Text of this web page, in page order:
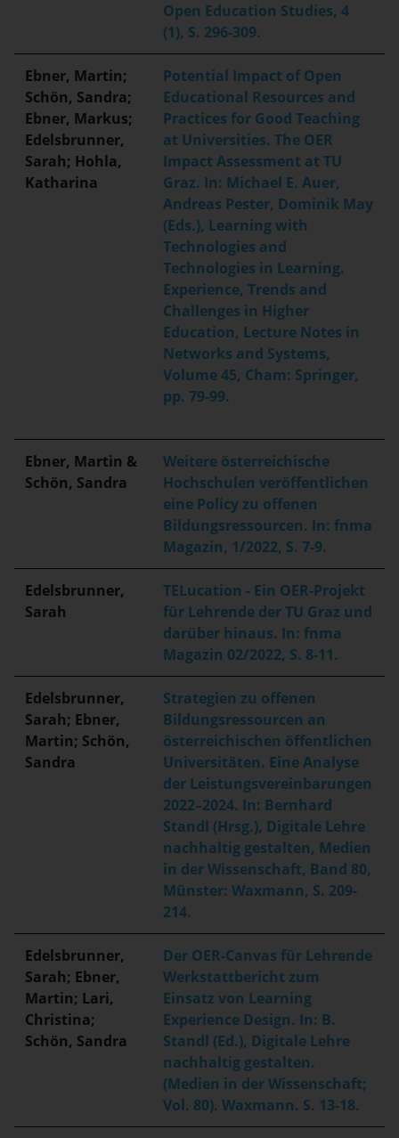
Open Education Studies, 4
(1), S. 296-309.
Ebner, Martin;
Schön, Sandra;
Ebner, Markus;
Edelsbrunner,
Sarah; Hohla,
Katharina
Potential Impact of Open
Educational Resources and
Practices for Good Teaching
at Universities. The OER
Impact Assessment at TU
Graz. In: Michael E. Auer,
Andreas Pester, Dominik May
(Eds.), Learning with
Technologies and
Technologies in Learning.
Experience, Trends and
Challenges in Higher
Education, Lecture Notes in
Networks and Systems,
Volume 45, Cham: Springer,
pp. 79-99.
Ebner, Martin &
Schön, Sandra
Weitere österreichische
Hochschulen veröffentlichen
eine Policy zu offenen
Bildungsressourcen. In: fnma
Magazin, 1/2022, S. 7-9.
Edelsbrunner,
Sarah
TELucation - Ein OER-Projekt
für Lehrende der TU Graz und
darüber hinaus. In: fnma
Magazin 02/2022, S. 8-11.
Edelsbrunner,
Sarah; Ebner,
Martin; Schön,
Sandra
Strategien zu offenen
Bildungsressourcen an
österreichischen öffentlichen
Universitäten. Eine Analyse
der Leistungsvereinbarungen
2022–2024. In: Bernhard
Standl (Hrsg.), Digitale Lehre
nachhaltig gestalten, Medien
in der Wissenschaft, Band 80,
Münster: Waxmann, S. 209-
214.
Edelsbrunner,
Sarah; Ebner,
Martin; Lari,
Christina;
Schön, Sandra
Der OER-Canvas für Lehrende
Werkstattbericht zum
Einsatz von Learning
Experience Design. In: B.
Standl (Ed.), Digitale Lehre
nachhaltig gestalten.
(Medien in der Wissenschaft;
Vol. 80). Waxmann. S. 13-18.